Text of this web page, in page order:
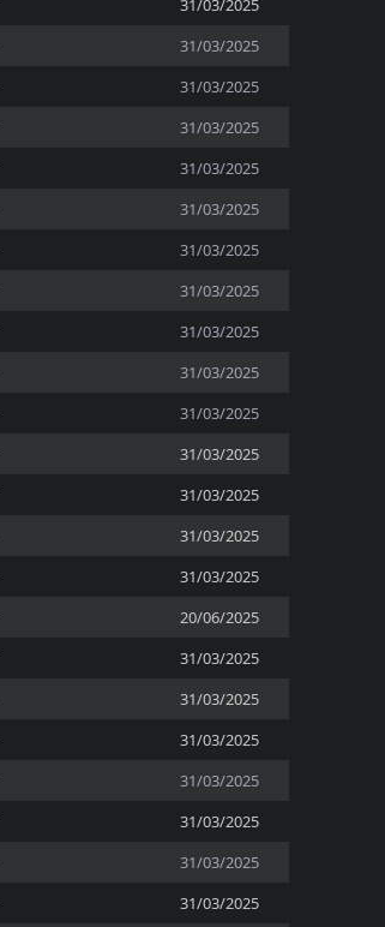
31/03/2025
31/03/2025
31/03/2025
31/03/2025
31/03/2025
31/03/2025
31/03/2025
31/03/2025
31/03/2025
31/03/2025
31/03/2025
31/03/2025
31/03/2025
31/03/2025
31/03/2025
20/06/2025
31/03/2025
31/03/2025
31/03/2025
31/03/2025
31/03/2025
31/03/2025
31/03/2025